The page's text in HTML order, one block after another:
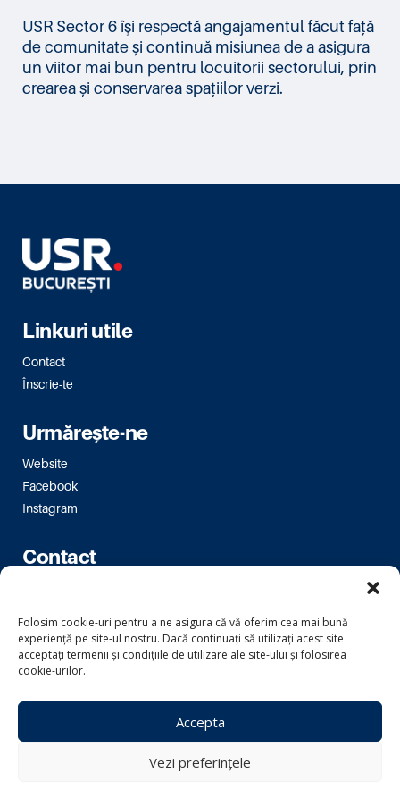
Folosim cookie-uri pentru a ne asigura că vă oferim cea mai bună
experiență pe site-ul nostru. Dacă continuați să utilizați acest site
acceptați termenii și condițiile de utilizare ale site-ului și folosirea
cookie-urilor.
Accepta
Vezi preferințele
USR Sector 6 îşi respectă angajamentul făcut față
de comunitate și continuă misiunea de a asigura
un viitor mai bun pentru locuitorii sectorului, prin
crearea și conservarea spațiilor verzi.
Linkuri utile
Contact
Înscrie-te
Urmărește-ne
Website
Facebook
Instagram
Contact
bm.bucuresti@usr.ro
Copyright © 2024 Uniunea Salvați România
Informare prelucrarea datelor